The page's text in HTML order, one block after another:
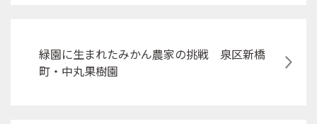
緑園に生まれたみかん農家の挑戦 泉区新橋
町・中丸果樹園